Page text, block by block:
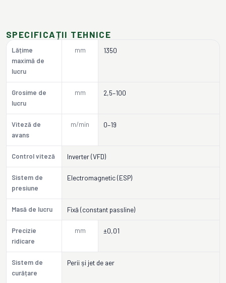
SPECIFICAȚII TEHNICE
Lățime
maximă de
lucru
mm 1350
Grosime de
lucru
mm 2,5–100
Viteză de
avans
m/min 0–19
Control viteză Inverter (VFD)
Sistem de
presiune
Electromagnetic (ESP)
Masă de lucru Fixă (constant passline)
Precizie
ridicare
mm ±0,01
Sistem de
curățare
Perii și jet de aer